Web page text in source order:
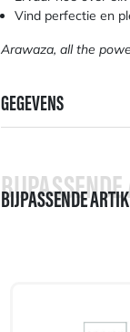
Vind perfectie en
Arawaza, all the
GEGEVENS
BIJPASSENDE